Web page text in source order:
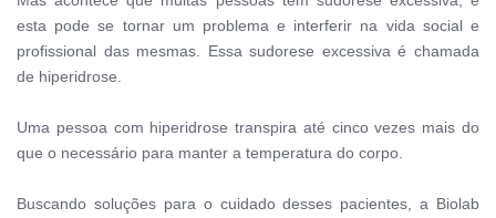
esta pode se tornar um problema e interferir na vida social e
profissional das mesmas. Essa sudorese excessiva é chamada
de hiperidrose.
Uma pessoa com hiperidrose transpira até cinco vezes mais do
que o necessário para manter a temperatura do corpo.
Buscando soluções para o cuidado desses pacientes, a Biolab